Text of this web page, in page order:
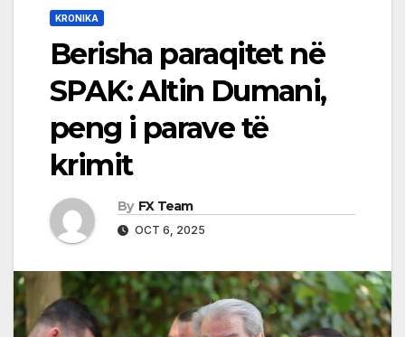
KRONIKA
Berisha paraqitet në
SPAK: Altin Dumani,
peng i parave të
krimit
By FX Team
OCT 6, 2025